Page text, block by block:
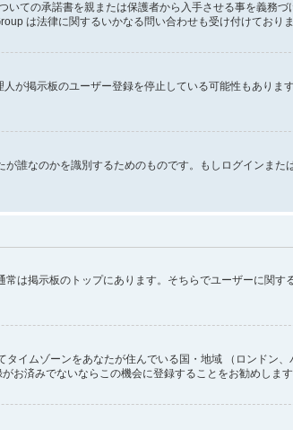
ての承諾書を親または保護者から入手させる事を義務
は法律に関するいかなる問い合わせも受け付けておりま
が掲示板のユーザー登録を停止している可能性もありま
誰なのかを識別するためのものです。もしログインまた
は掲示板のトップにあります。そちらでユーザーに関す
イムゾーンをあなたが住んでいる国・地域 （ロンドン
お済みでないならこの機会に登録することをお勧めします